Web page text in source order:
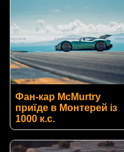
Фан-кар McMurtry
приїде в Монтерей із
1000 к.с.